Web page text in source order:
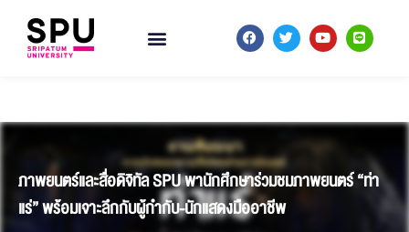
ภาพยนตร์และสื่อดิจิทัล SPU พานักศึกษาร่วมชมภาพยนตร์ “ท่า
แร่” พร้อมเจาะลึกกับผู้กำกับ-นักแสดงมืออาชีพ